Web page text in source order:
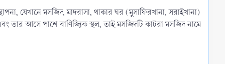
যেখানে মসজিদ, মাদরাসা, থাকার ঘর (মুসাফিরখানা, সরাইখানা)
তার আসে পাশে বাণিজ্যিক স্থল, তাই মসজিদটি কাটরা মসজিদ নামে